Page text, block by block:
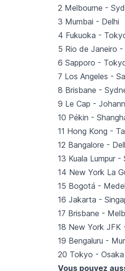
2 Melbourne -
3 Mumbai - Delhi
4 Fukuoka -
5 Rio de Janeiro -
6 Sapporo -
7 Los Angeles -
8 Brisbane -
9 Le Cap -
10 Pékin -
11 Hong Kong -
12 Bangalore -
13 Kuala Lumpur -
14 New York La
15 Bogotá -
16 Jakarta -
17 Brisbane -
18 New York JFK
19 Bengaluru -
20 Tokyo - Osaka
Vous pouvez